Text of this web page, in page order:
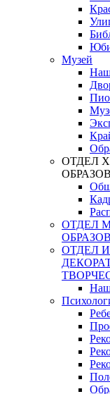
Музей
ОТДЕЛ
ОТДЕЛ
ОТДЕЛ